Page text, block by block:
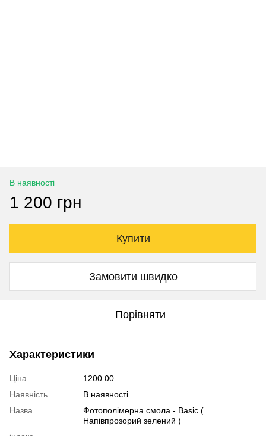
В наявності
1 200 грн
Купити
Замовити швидко
Порівняти
Характеристики
Ціна
1200.00
Наявність
В наявності
Назва
Фотополімерна смола - Basic (
Напівпрозорий зелений )